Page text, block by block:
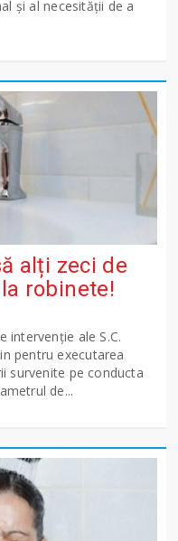
și al necesității de a
alți zeci de
robinete!
intervenție ale S.C.
pentru executarea
survenite pe conducta
de...